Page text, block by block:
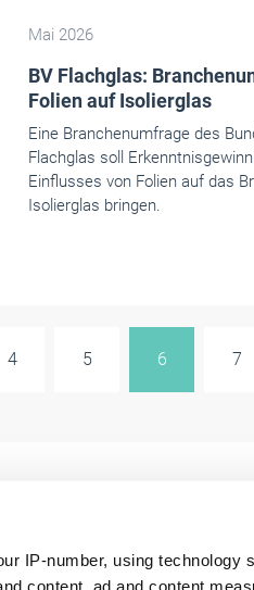
IP-number, using technology
content, ad and content
Mai 2026
BV Flachglas:
Folien auf Isolierglas
Eine Branchenumfrage des
Flachglas soll
Einflusses von Folien auf das
Isolierglas bringen.
4 5 6 7
RTS Aktuell